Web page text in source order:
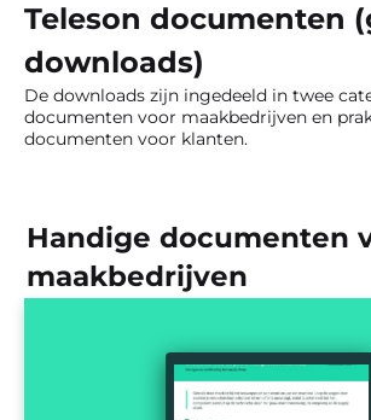
Teleson documenten
downloads)
De downloads zijn ingedeeld in twee
documenten voor maakbedrijven en
documenten voor klanten.
Handige documenten
maakbedrijven